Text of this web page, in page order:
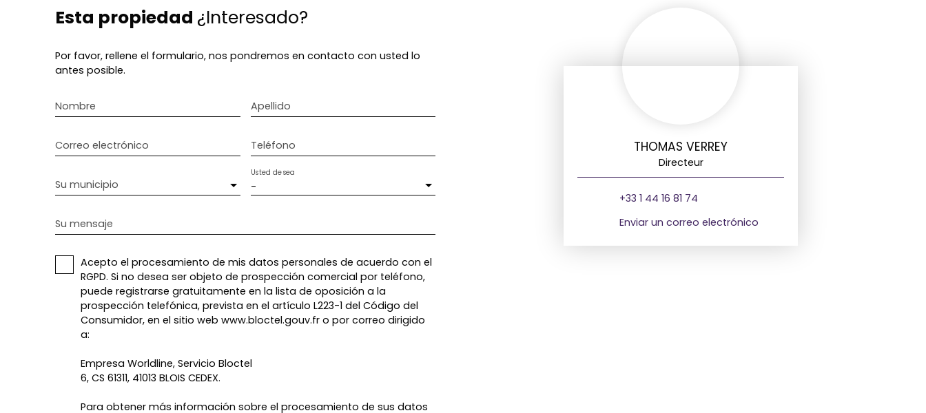
Esta propiedad ¿Interesado?
Por favor, rellene el formulario, nos pondremos en contacto con usted lo
antes posible.
Nombre Apellido
Correo electrónico Teléfono
Su municipio -
Usted desea
Su mensaje
Acepto el procesamiento de mis datos personales de acuerdo con el
RGPD. Si no desea ser objeto de prospección comercial por teléfono,
puede registrarse gratuitamente en la lista de oposición a la
prospección telefónica, prevista en el artículo L223-1 del Código del
Consumidor, en el sitio web www.bloctel.gouv.fr o por correo dirigido
a:
Empresa Worldline, Servicio Bloctel
6, CS 61311, 41013 BLOIS CEDEX.
Para obtener más información sobre el procesamiento de sus datos
THOMAS VERREY
Directeur
+33 1 44 16 81 74
Enviar un correo electrónico